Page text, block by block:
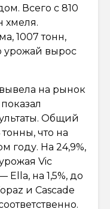
Всего с 810
хмеля.
1007 тонн,
урожай вырос
на рынок
Общий
что на
году. На 24,9%,
Vic
Ella, на 1,5%, до
и Cascade